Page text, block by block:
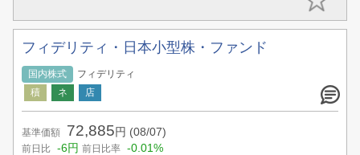
フィデリティ・日本小型株・ファンド
国内株式 フィデリティ
基準価額 72,885 円 (08/07)
前日比 -6円 前日比率 -0.01%